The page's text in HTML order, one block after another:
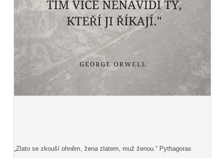
„Zlato se zkouší ohněm, žena zlatem, muž ženou.“ Pythagoras